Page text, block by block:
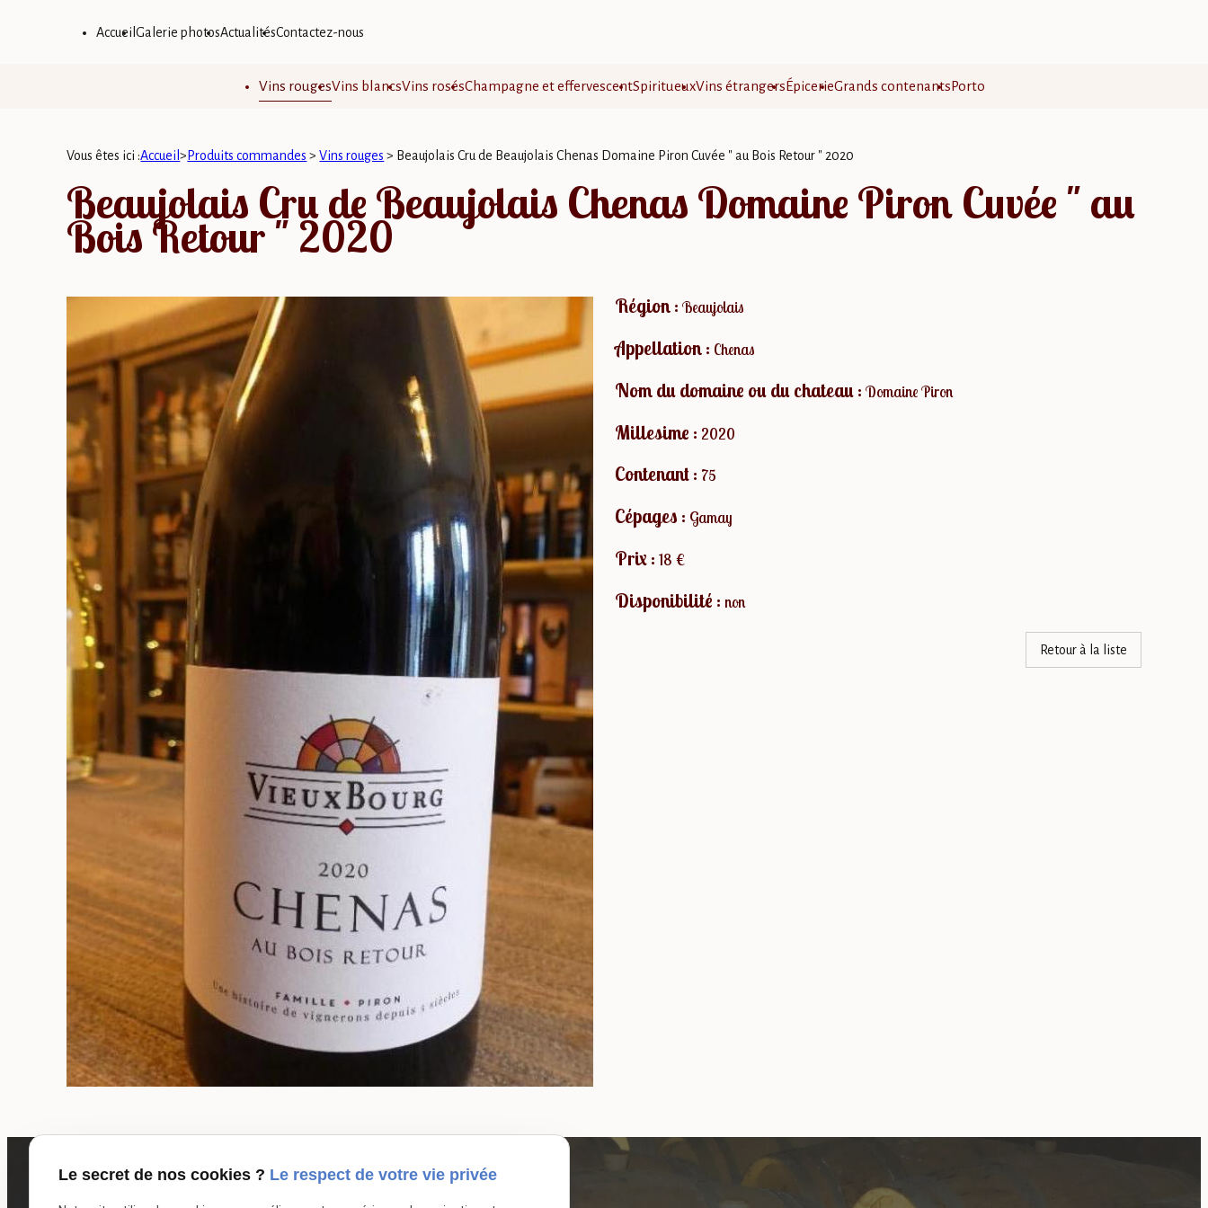
AccueilGalerie photosActualitésContactez-nous
Vins rougesVins blancsVins rosésChampagne et effervescentSpiritueuxVins étrangersÉpicerieGrands contenantsPorto
Vous êtes ici :Accueil> Produits commandes >Vins rouges > Beaujolais Cru de Beaujolais Chenas Domaine Piron Cuvée " au Bois Retour " 2020
Beaujolais Cru de Beaujolais Chenas Domaine Piron Cuvée " au
Bois Retour " 2020
Région : Beaujolais
Appellation : Chenas
Nom du domaine ou du chateau : Domaine Piron
Millesime : 2020
Contenant : 75
Cépages : Gamay
Prix : 18 €
Disponibilité : non
Retour à la liste
Le secret de nos cookies ? Le respect de votre vie privée